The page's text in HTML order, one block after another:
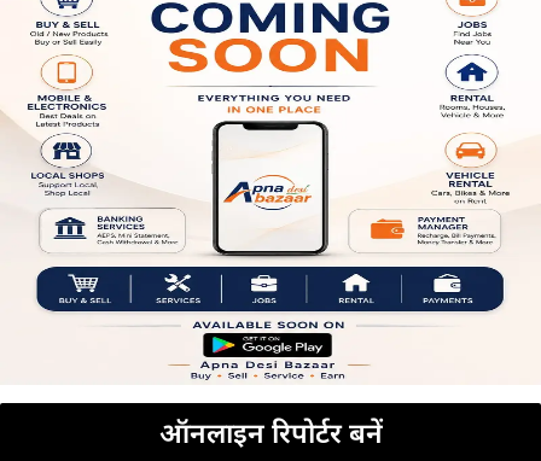
ऑनलाइन रिपोर्टर बनें